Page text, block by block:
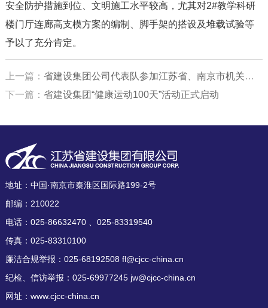
安全防护措施到位、文明施工水平较高，尤其对2#教学科研
楼门厅连廊高支模方案的编制、脚手架的搭设及堆载试验等
予以了充分肯定。
上一篇： 省建设集团公司代表队参加江苏省、南京市机关干部保龄球邀请赛取得好成绩
下一篇： 省建设集团“健康运动100天”活动正式启动
地址：中国·南京市秦淮区国际路199-2号
邮编：210022
电话：025-86632470 、025-83319540
传真：025-83310100
廉洁合规举报：025-68192508 fl@cjcc-china.cn
纪检、信访举报：025-69977245 jw@cjcc-china.cn
网址：www.cjcc-china.cn